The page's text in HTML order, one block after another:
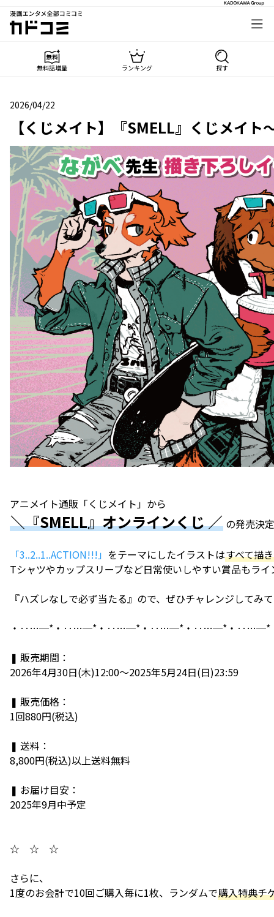
漫画エンタメ全部コミコミ
カドコミ
無料話増量 ランキング 探す
2026/04/22
2026年04月22日
【くじメイト】『SMELL』くじメイ
アニメイト通販「くじメイト」から
＼『SMELL』オンラインくじ ／ の発売決
「3..2..1..ACTION!!!」 をテーマにしたイラストはすべて描
Tシャツやカップスリーブなど日常使いしやすい賞品もライ
『ハズレなしで必ず当たる』ので、ぜひチャレンジしてみ
・‥…─*・‥…─*・‥…─*・‥…─*・‥…─*・
❚ 販売期間：
2026年4月30日(木)12:00～2025年5月24日(日)23:59
❚ 販売価格：
1回880円(税込)
❚ 送料：
8,800円(税込)以上送料無料
❚ お届け目安：
2025年9月中予定
☆ ☆ ☆
さらに、
1度のお会計で10回ご購入毎に1枚、ランダムで購入特典チ